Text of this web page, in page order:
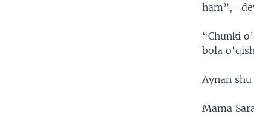
ham”,-
“Chunki
bola
Aynan
Mama